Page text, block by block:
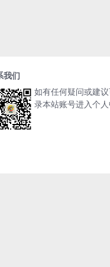
我们
如有任何疑问或建
录本站账号进入个人